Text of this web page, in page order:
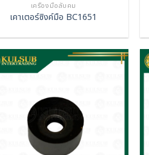
เครื่องมือลับคม
เคาเตอร์ซิงค์มือ BC1651